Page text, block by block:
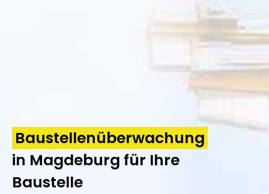
Baustellenüberwachung
in Magdeburg für Ihre
Baustelle